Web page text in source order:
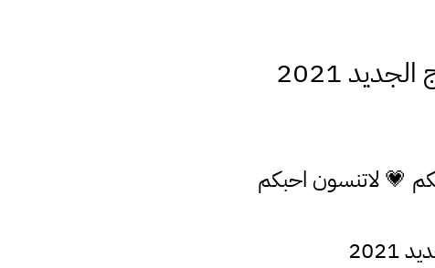
💗 لاتنسون احبكم